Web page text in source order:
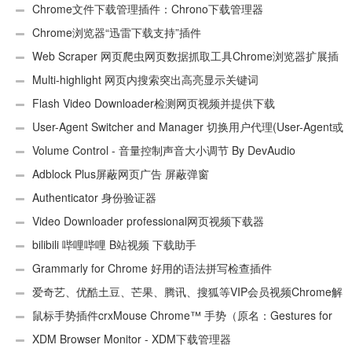
Chrome文件下载管理插件：Chrono下载管理器
Chrome浏览器“迅雷下载支持”插件
Web Scraper 网页爬虫网页数据抓取工具Chrome浏览器扩展插
件 Multi-highlight 网页内搜索突出高亮显示关键词
Flash Video Downloader检测网页视频并提供下载
User-Agent Switcher and Manager 切换用户代理(User-Agent或
UA)Volume Control - 音量控制声音大小调节 By DevAudio
Adblock Plus屏蔽网页广告 屏蔽弹窗
Authenticator 身份验证器
Video Downloader professional网页视频下载器
bilibili 哔哩哔哩 B站视频 下载助手
Grammarly for Chrome 好用的语法拼写检查插件
爱奇艺、优酷土豆、芒果、腾讯、搜狐等VIP会员视频Chrome解
析工具鼠标手势插件crxMouse Chrome™ 手势（原名：Gestures for
Chrome(TM)汉化版）
XDM Browser Monitor - XDM下载管理器